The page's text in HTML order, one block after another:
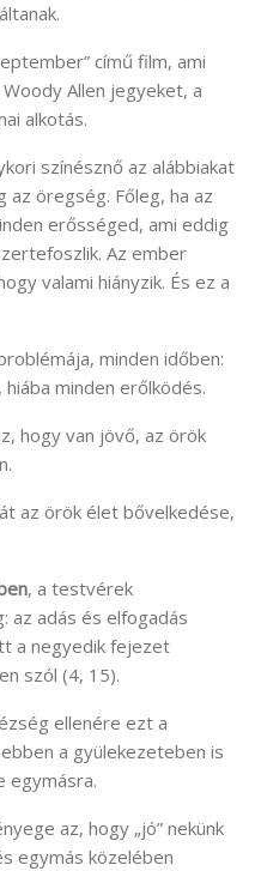
című film, ami
Allen jegyeket, a
alkotás.
színésznő az alábbiakat
az öregség. Főleg, ha az
erősséged, ami eddig
Az ember
valami hiányzik. És ez a
minden időben:
minden erőlködés.
hogy van jövő, az örök
az örök élet bővelkedése,
, a testvérek
az adás és elfogadás
a negyedik fejezet
szól (4, 15).
ellenére ezt a
a gyülekezeteben is
egymásra.
az, hogy „jó” nekünk
egymás közelében